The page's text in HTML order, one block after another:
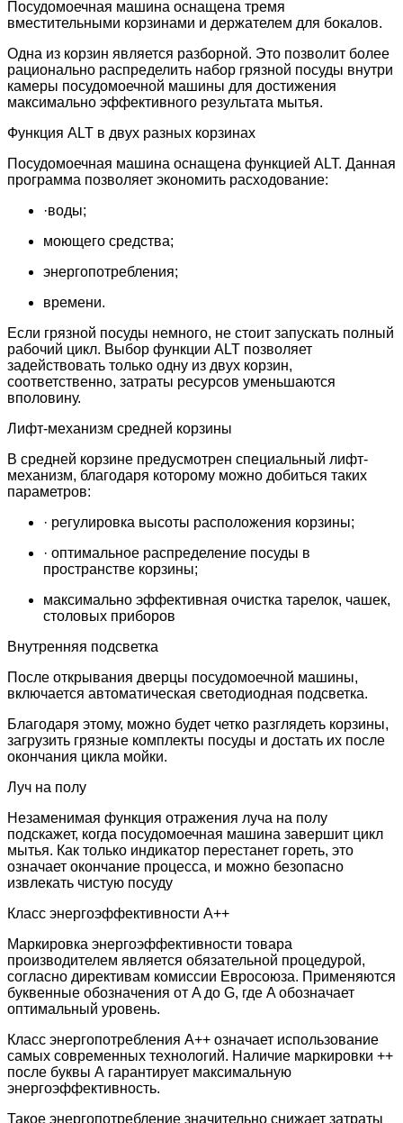
Посудомоечная машина оснащена тремя
вместительными корзинами и держателем для бокалов.
Одна из корзин является разборной. Это позволит более
рационально распределить набор грязной посуды внутри
камеры посудомоечной машины для достижения
максимально эффективного результата мытья.
Функция ALT в двух разных корзинах
Посудомоечная машина оснащена функцией ALT. Данная
программа позволяет экономить расходование:
·воды;
моющего средства;
энергопотребления;
времени.
Если грязной посуды немного, не стоит запускать полный
рабочий цикл. Выбор функции ALT позволяет
задействовать только одну из двух корзин,
соответственно, затраты ресурсов уменьшаются
вполовину.
Лифт-механизм средней корзины
В средней корзине предусмотрен специальный лифт-
механизм, благодаря которому можно добиться таких
параметров:
· регулировка высоты расположения корзины;
· оптимальное распределение посуды в
пространстве корзины;
максимально эффективная очистка тарелок, чашек,
столовых приборов
Внутренняя подсветка
После открывания дверцы посудомоечной машины,
включается автоматическая светодиодная подсветка.
Благодаря этому, можно будет четко разглядеть корзины,
загрузить грязные комплекты посуды и достать их после
окончания цикла мойки.
Луч на полу
Незаменимая функция отражения луча на полу
подскажет, когда посудомоечная машина завершит цикл
мытья. Как только индикатор перестанет гореть, это
означает окончание процесса, и можно безопасно
извлекать чистую посуду
Класс энергоэффективности А++
Маркировка энергоэффективности товара
производителем является обязательной процедурой,
согласно директивам комиссии Евросоюза. Применяются
буквенные обозначения от A до G, где A обозначает
оптимальный уровень.
Класс энергопотребления А++ означает использование
самых современных технологий. Наличие маркировки ++
после буквы А гарантирует максимальную
энергоэффективность.
Такое энергопотребление значительно снижает затраты